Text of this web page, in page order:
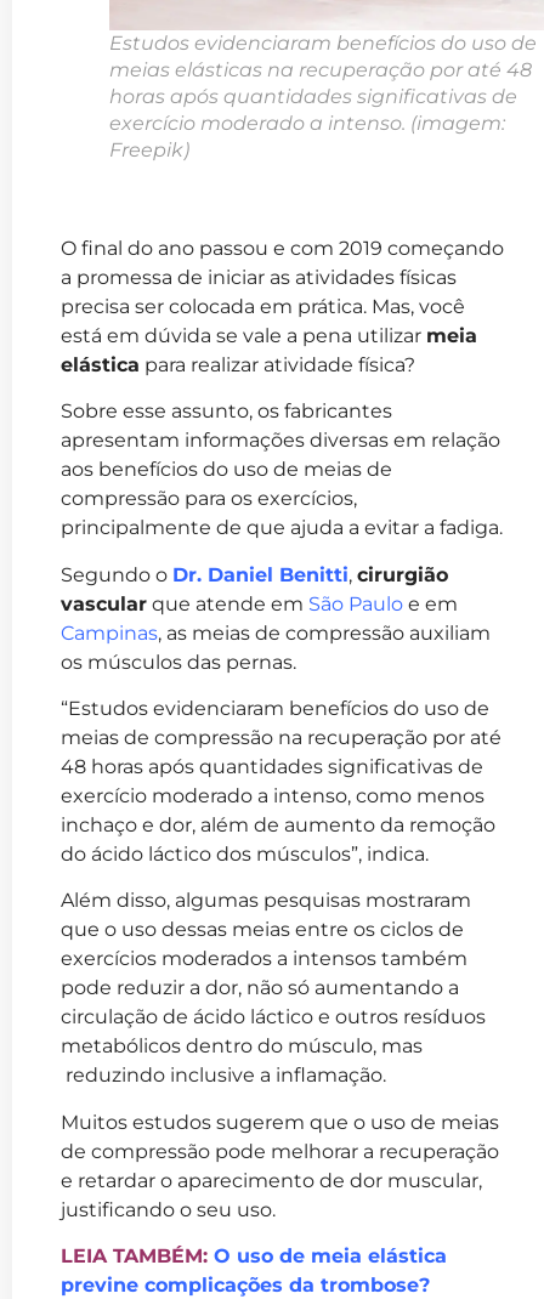
Estudos evidenciaram benefícios do uso de
meias elásticas na recuperação por até 48
horas após quantidades significativas de
exercício moderado a intenso. (imagem:
Freepik)
O final do ano passou e com 2019 começando
a promessa de iniciar as atividades físicas
precisa ser colocada em prática. Mas, você
está em dúvida se vale a pena utilizar meia
elástica para realizar atividade física?
Sobre esse assunto, os fabricantes
apresentam informações diversas em relação
aos benefícios do uso de meias de
compressão para os exercícios,
principalmente de que ajuda a evitar a fadiga.
Segundo o Dr. Daniel Benitti, cirurgião
vascular que atende em São Paulo e em
Campinas, as meias de compressão auxiliam
os músculos das pernas.
“Estudos evidenciaram benefícios do uso de
meias de compressão na recuperação por até
48 horas após quantidades significativas de
exercício moderado a intenso, como menos
inchaço e dor, além de aumento da remoção
do ácido láctico dos músculos”, indica.
Além disso, algumas pesquisas mostraram
que o uso dessas meias entre os ciclos de
exercícios moderados a intensos também
pode reduzir a dor, não só aumentando a
circulação de ácido láctico e outros resíduos
metabólicos dentro do músculo, mas
reduzindo inclusive a inflamação.
Muitos estudos sugerem que o uso de meias
de compressão pode melhorar a recuperação
e retardar o aparecimento de dor muscular,
justificando o seu uso.
LEIA TAMBÉM: O uso de meia elástica
previne complicações da trombose?